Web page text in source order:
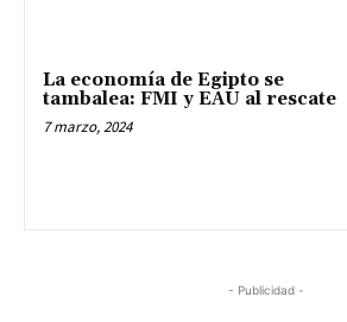
La economía de Egipto se
tambalea: FMI y EAU al rescate
7 marzo, 2024
- Publicidad -